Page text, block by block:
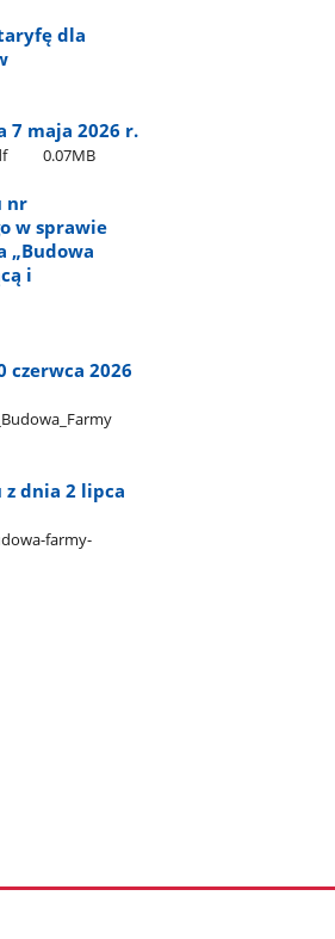
dla
7 maja 2026 r.
0.07MB
nr
w sprawie
„Budowa
i
czerwca 2026
dnia 2 lipca
farmy-